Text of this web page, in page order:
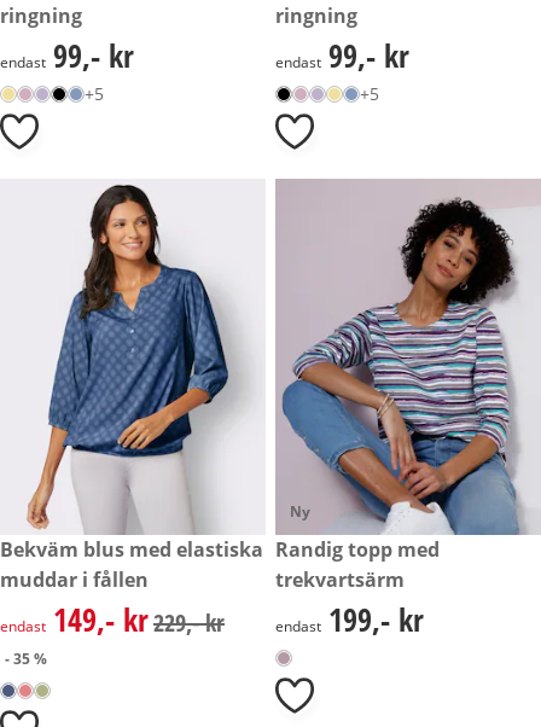
ringning
99,- kr
endast 99,- kr
+5
ringning
99,- kr
endast 99,- kr
+5
rabatterat pris: 149,- kr, tidigare pris: 229,- kr
- 35 %
Bekväm blus med elastiska
muddar i fållen
rabatterat pris: 149,- kr, tidigare pris: 229,- kr
endast 149,- kr229,- kr
- 35 %
Ny
199,- kr
Randig topp med
trekvartsärm
199,- kr
endast 199,- kr